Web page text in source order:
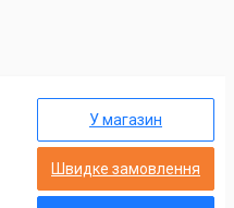
У магазин
Швидке замовлення